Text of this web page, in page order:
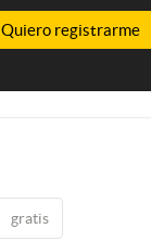
Quiero registrarme
gratis